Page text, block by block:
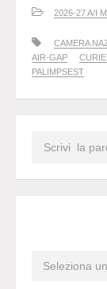
2026-27 A/I
CAMERA
AIR-GAP
PALIMPSEST